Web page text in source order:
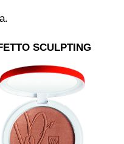
SCULPTING